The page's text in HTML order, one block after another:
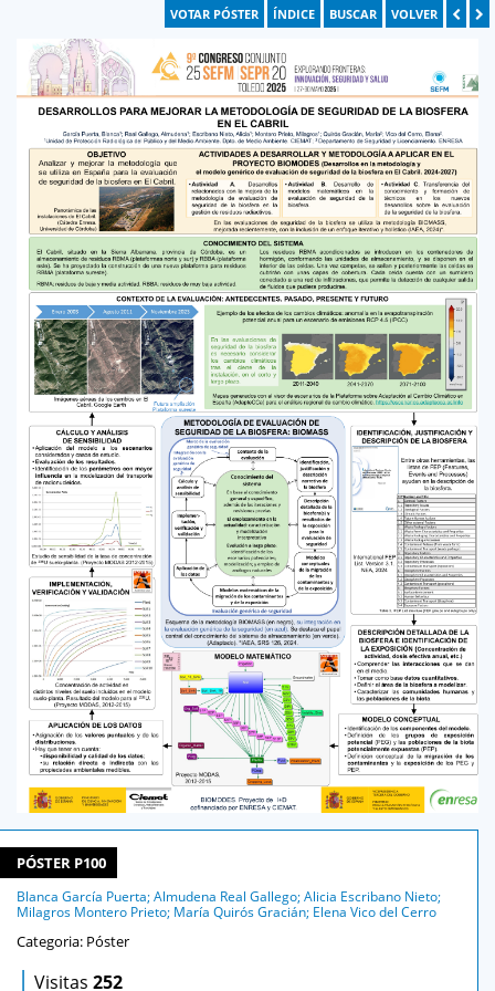
VOTAR PÓSTER ÍNDICE BUSCAR VOLVER
PÓSTER P100
Blanca García Puerta; Almudena Real Gallego; Alicia Escribano Nieto;
Milagros Montero Prieto; María Quirós Gracián; Elena Vico del Cerro
Categoria: Póster
| Visitas 252